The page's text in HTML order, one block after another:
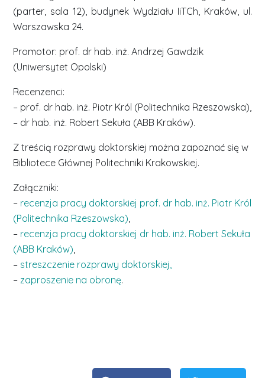
(parter, sala 12), budynek Wydziału IiTCh, Kraków, ul.
Warszawska 24.
Promotor: prof. dr hab. inż. Andrzej Gawdzik
(Uniwersytet Opolski)
Recenzenci:
– prof. dr hab. inż. Piotr Król (Politechnika Rzeszowska),
– dr hab. inż. Robert Sekuła (ABB Kraków).
Z treścią rozprawy doktorskiej można zapoznać się w
Bibliotece Głównej Politechniki Krakowskiej.
Załączniki:
– recenzja pracy doktorskiej prof. dr hab. inż. Piotr Król
(Politechnika Rzeszowska),
– recenzja pracy doktorskiej dr hab. inż. Robert Sekuła
(ABB Kraków),
– streszczenie rozprawy doktorskiej,
–zaproszenie na obronę.